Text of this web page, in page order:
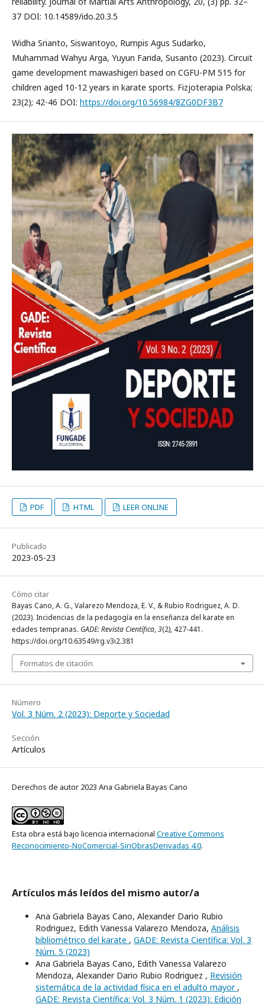
37 DOI: 10.14589/ido.20.3.5
Widha Srianto, Siswantoyo, Rumpis Agus Sudarko,
Muhammad Wahyu Arga, Yuyun Farida, Susanto (2023). Circuit
game development mawashigeri based on CGFU-PM 515 for
children aged 10-12 years in karate sports. Fizjoterapia Polska;
23(2); 42-46 DOI: https://doi.org/10.56984/8ZG0DF3B7
PDF HTML LEER ONLINE
Publicado
2023-05-23
Cómo citar
Bayas Cano, A. G., Valarezo Mendoza, E. V., & Rubio Rodriguez, A. D.
(2023). Incidencias de la pedagogía en la enseñanza del karate en
edades tempranas. GADE: Revista Científica,3(2), 427-441.
https://doi.org/10.63549/rg.v3i2.381
Formatos de citación
Número
Vol. 3 Núm. 2 (2023): Deporte y Sociedad
Sección
Artículos
Derechos de autor 2023 Ana Gabriela Bayas Cano
Esta obra está bajo licencia internacional Creative Commons
Reconocimiento-NoComercial-SinObrasDerivadas 4.0.
Artículos más leídos del mismo autor/a
Ana Gabriela Bayas Cano, Alexander Dario Rubio
Rodriguez, Edith Vanessa Valarezo Mendoza, Análisis
bibliométrico del karate , GADE: Revista Científica: Vol. 3
Núm. 5 (2023)
Ana Gabriela Bayas Cano, Edith Vanessa Valarezo
Mendoza, Alexander Dario Rubio Rodriguez , Revisión
sistemática de la actividad física en el adulto mayor ,
GADE: Revista Científica: Vol. 3 Núm. 1 (2023): Edición